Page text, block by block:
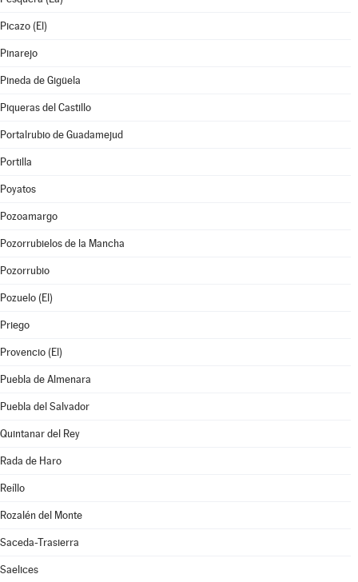
Picazo (El)
Pinarejo
Pineda de Gigüela
Piqueras del Castillo
Portalrubio de Guadamejud
Portilla
Poyatos
Pozoamargo
Pozorrubielos de la Mancha
Pozorrubio
Pozuelo (El)
Priego
Provencio (El)
Puebla de Almenara
Puebla del Salvador
Quintanar del Rey
Rada de Haro
Reíllo
Rozalén del Monte
Saceda-Trasierra
Saelices